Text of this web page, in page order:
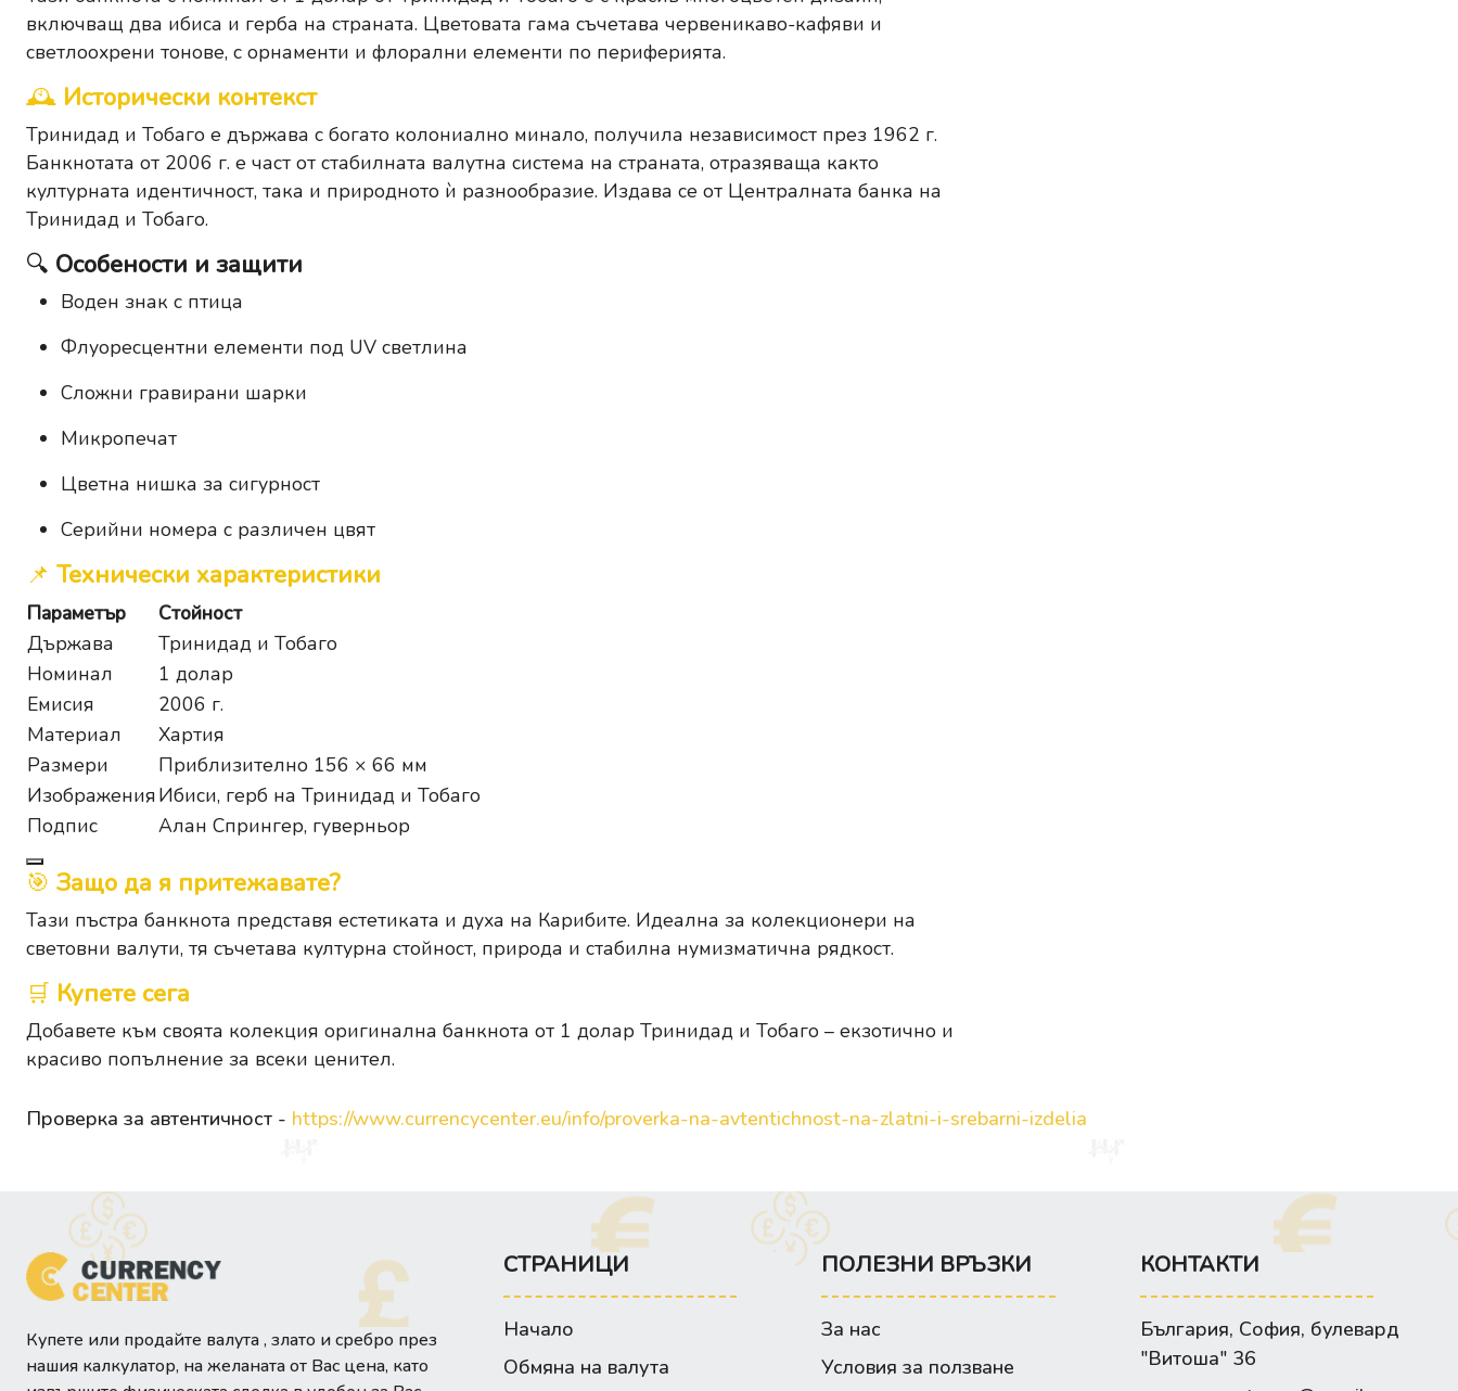
включващ два ибиса и герба на страната. Цветовата гама съчетава червеникаво-кафяви и
светлоохрени тонове, с орнаменти и флорални елементи по периферията.
🕰 Исторически контекст
Тринидад и Тобаго е държава с богато колониално минало, получила независимост през 1962 г.
Банкнотата от 2006 г. е част от стабилната валутна система на страната, отразяваща както
културната идентичност, така и природното ѝ разнообразие. Издава се от Централната банка на
Тринидад и Тобаго.
🔍 Особености и защити
Воден знак с птица
Флуоресцентни елементи под UV светлина
Сложни гравирани шарки
Микропечат
Цветна нишка за сигурност
Серийни номера с различен цвят
📌 Технически характеристики
Параметър
Стойност
Държава
Тринидад и Тобаго
Номинал
1 долар
Емисия
2006 г.
Материал
Хартия
Размери
Приблизително 156 × 66 мм
ИзображенияИбиси, герб на Тринидад и Тобаго
Подпис
Алан Спрингер, гуверньор
🎯 Защо да я притежавате?
Тази пъстра банкнота представя естетиката и духа на Карибите. Идеална за колекционери на
световни валути, тя съчетава културна стойност, природа и стабилна нумизматична рядкост.
🛒 Купете сега
Добавете към своята колекция оригинална банкнота от 1 долар Тринидад и Тобаго – екзотично и
красиво попълнение за всеки ценител.
Проверка за автентичност - https://www.currencycenter.eu/info/proverka-na-avtentichnost-na-zlatni-i-srebarni-izdelia
Купете или продайте валута , злато и сребро през
нашия калкулатор, на желаната от Вас цена, като
СТРАНИЦИ
Начало
Обмяна на валута
ПОЛЕЗНИ ВРЪЗКИ
За нас
Условия за ползване
КОНТАКТИ
България, София, булевард
"Витоша" 36